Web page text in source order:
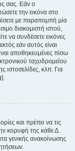
σας. Εάν ο
την εικόνα στο
με παραπομπή μία
διακομιστή ιστού,
να συνδέσετε εικόνες
εάν αυτός είναι
αποθηκευμένες πίσω
ταχυδρομείου
κλπ. Για
και πρέπει να τις
κορυφή της κάθε Δ.
γενικής ανακοίνωσης